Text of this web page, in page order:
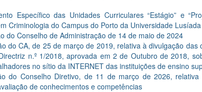
Específico das Unidades Curriculares “Estágio” e
Criminologia do Campus do Porto da Universidade Lusíada
do Conselho de Administração de 14 de maio de 2024
do CA, de 25 de março de 2019, relativa à divulgação
n.º 1/2018, aprovada em 2 de Outubro de 2018,
no sítio da INTERNET das instituições de ensino
do Conselho Diretivo, de 11 de março de 2026,
de conhecimentos e competências